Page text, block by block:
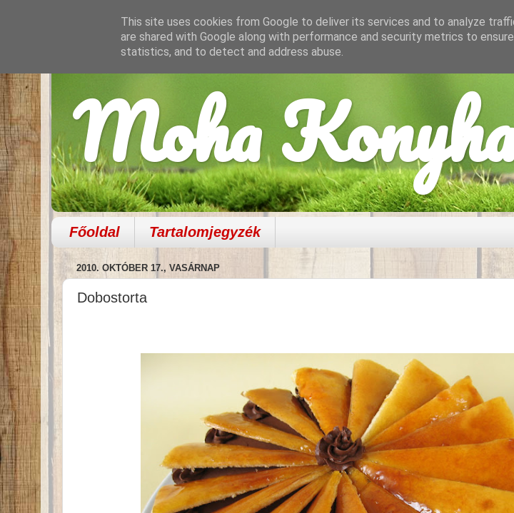
Moha
Főoldal Tartalomjegyzék
2010. OKTÓBER 17., VASÁRNAP
Dobostorta
This site uses cookies from Google to deliver its services and to analyze
are shared with Google along with performance and security metrics to
statistics, and to detect and address abuse.